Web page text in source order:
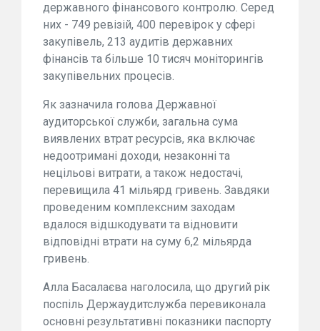
державного фінансового контролю. Серед
них - 749 ревізій, 400 перевірок у сфері
закупівель, 213 аудитів державних
фінансів та більше 10 тисяч моніторингів
закупівельних процесів.
Як зазначила голова Державної
аудиторської служби, загальна сума
виявлених втрат ресурсів, яка включає
недоотримані доходи, незаконні та
нецільові витрати, а також недостачі,
перевищила 41 мільярд гривень. Завдяки
проведеним комплексним заходам
вдалося відшкодувати та відновити
відповідні втрати на суму 6,2 мільярда
гривень.
Алла Басалаєва наголосила, що другий рік
поспіль Держаудитслужба перевиконала
основні результативні показники паспорту